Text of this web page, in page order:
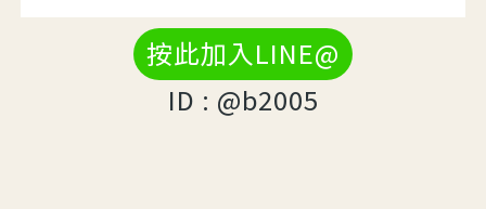
按此加入LINE@
ID : @b2005